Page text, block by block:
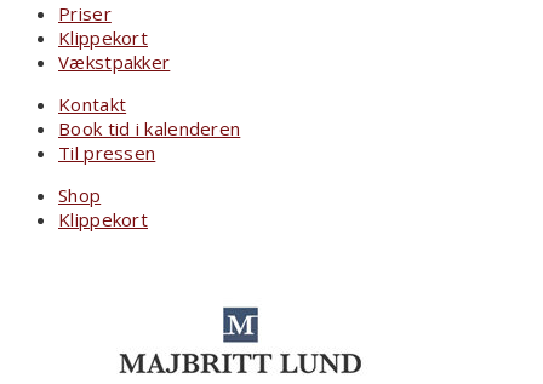
Priser
Klippekort
Vækstpakker
Kontakt
Book tid i kalenderen
Til pressen
Shop
Klippekort